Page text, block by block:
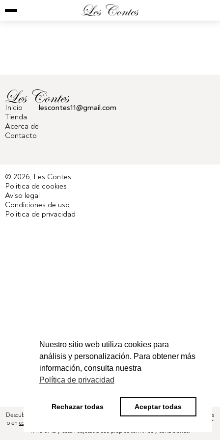
Inicio
Tienda
Acerca de
Contacto
lescontes11@gmail.com
© 2026, Les Contes
Política de cookies
Aviso legal
Condiciones de uso
Política de privacidad
Descubra LES CONTES en CONCEPT PARFUMS, distribuidor autorizado en París
o en concept-parfums.com
. Las compras se realizan directamente con CONCEPT
PARFUMS y están sujetas a sus propios términos y condiciones.
Nuestro sitio web utiliza cookies para
análisis y personalización. Para obtener más
información, consulta nuestra
Política de privacidad
Rechazar todas Aceptar todas